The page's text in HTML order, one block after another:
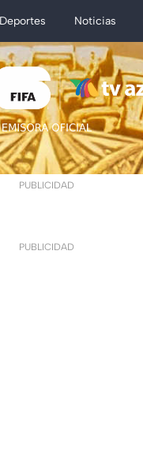
Deportes Noticias
PUBLICIDAD
PUBLICIDAD